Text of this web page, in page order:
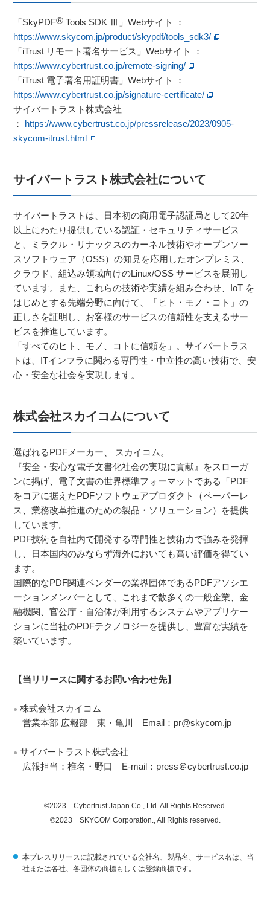
「SkyPDFⓇ Tools SDK Ⅲ」Webサイト ：
https://www.skycom.jp/product/skypdf/tools_sdk3/
「iTrust リモート署名サービス」Webサイト ：
https://www.cybertrust.co.jp/remote-signing/
「iTrust 電子署名用証明書」Webサイト ：
https://www.cybertrust.co.jp/signature-certificate/
サイバートラスト株式会社
： https://www.cybertrust.co.jp/pressrelease/2023/0905-
skycom-itrust.html
サイバートラスト株式会社について
サイバートラストは、日本初の商用電子認証局として20年
以上にわたり提供している認証・セキュリティサービス
と、ミラクル・リナックスのカーネル技術やオープンソー
スソフトウェア（OSS）の知見を応用したオンプレミス、
クラウド、組込み領域向けのLinux/OSS サービスを展開し
ています。また、これらの技術や実績を組み合わせ、IoT を
はじめとする先端分野に向けて、「ヒト・モノ・コト」の
正しさを証明し、お客様のサービスの信頼性を支えるサー
ビスを推進しています。
「すべてのヒト、モノ、コトに信頼を」。サイバートラス
トは、ITインフラに関わる専門性・中立性の高い技術で、安
心・安全な社会を実現します。
株式会社スカイコムについて
選ばれるPDFメーカー、 スカイコム。
『安全・安心な電子文書化社会の実現に貢献』をスローガ
ンに掲げ、電子文書の世界標準フォーマットである「PDF
をコアに据えたPDFソフトウェアプロダクト（ペーパーレ
ス、業務改革推進のための製品・ソリューション）を提供
しています。
PDF技術を自社内で開発する専門性と技術力で強みを発揮
し、日本国内のみならず海外においても高い評価を得てい
ます。
国際的なPDF関連ベンダーの業界団体であるPDFアソシエ
ーションメンバーとして、これまで数多くの一般企業、金
融機関、官公庁・自治体が利用するシステムやアプリケー
ションに当社のPDFテクノロジーを提供し、豊富な実績を
築いています。
【当リリースに関するお問い合わせ先】
● 株式会社スカイコム
営業本部 広報部 東・亀川 Email：pr@skycom.jp
● サイバートラスト株式会社
広報担当：椎名・野口 E-mail：press＠cybertrust.co.jp
©2023 Cybertrust Japan Co., Ltd. All Rights Reserved.
©2023 SKYCOM Corporation., All Rights reserved.
本プレスリリースに記載されている会社名、製品名、サービス名は、当
社または各社、各団体の商標もしくは登録商標です。